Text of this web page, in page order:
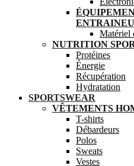
Matériel
NUTRITION
Protéines
Énergie
Récupération
Hydratation
SPORTSWEAR
VÊTEMENTS
T-shirts
Débardeurs
Polos
Sweats
Vestes